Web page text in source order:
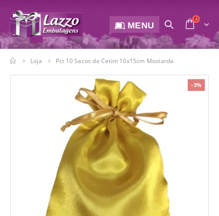
MENU
Loja Pct 10 Sacos de Cetim 10x15cm Mostarda
-3%